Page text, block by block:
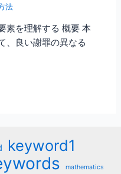
法
素を理解する 概要 本
、良い謝罪の異なる
keyword1
mathematics